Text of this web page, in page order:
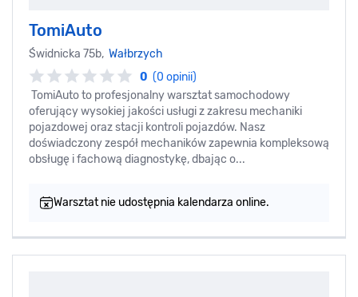
TomiAuto
Świdnicka 75b, Wałbrzych
0 (0 opinii)
TomiAuto to profesjonalny warsztat samochodowy
oferujący wysokiej jakości usługi z zakresu mechaniki
pojazdowej oraz stacji kontroli pojazdów. Nasz
doświadczony zespół mechaników zapewnia kompleksową
obsługę i fachową diagnostykę, dbając o...
Warsztat nie udostępnia kalendarza online.